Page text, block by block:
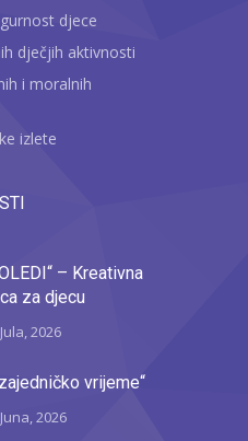
djece
dječjih aktivnosti
i moralnih
izlete
– Kreativna
za djecu
2026
vrijeme“
2026